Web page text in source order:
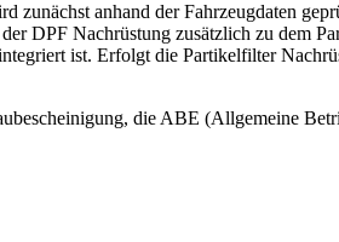
anhand der Fahrzeugdaten
DPF Nachrüstung zusätzlich zu dem
ist. Erfolgt die Partikelfilter
die ABE (Allgemeine